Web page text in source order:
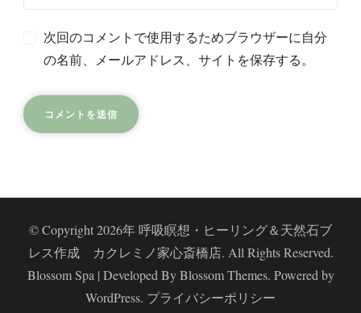
レミ
次回のコメントで使用するためブラウザーに自分
の名前、メールアドレス、サイトを保存する。
© Copyright 2026年呼吸瞑想・ヒーリング＆天然石ブ
レス作成 カクレミノ家心斎橋店. All Rights Reserved.
Blossom Spa | Developed ByBlossom Themes. Powered by
WordPress. プライバシーポリシー